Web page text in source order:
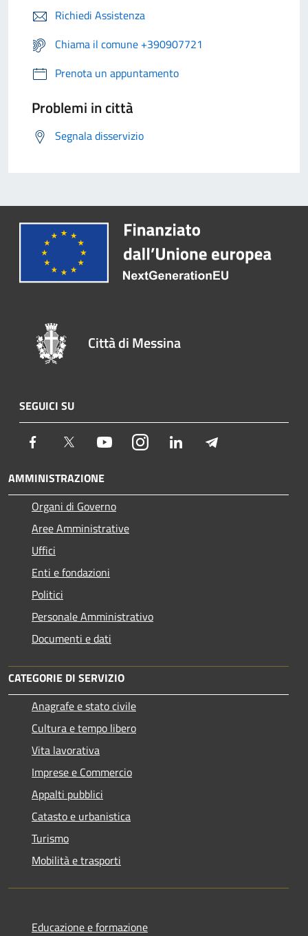
Richiedi Assistenza
Chiama il comune +390907721
Prenota un appuntamento
Problemi in città
Segnala disservizio
Città di Messina
SEGUICI SU
Facebook Twitter YoutubeInstagram LinkedIn
AMMINISTRAZIONE
Organi di Governo
Aree Amministrative
Uffici
Enti e fondazioni
Politici
Personale Amministrativo
Documenti e dati
CATEGORIE DI SERVIZIO
Anagrafe e stato civile
Cultura e tempo libero
Vita lavorativa
Imprese e Commercio
Appalti pubblici
Catasto e urbanistica
Turismo
Mobilità e trasporti
Educazione e formazione